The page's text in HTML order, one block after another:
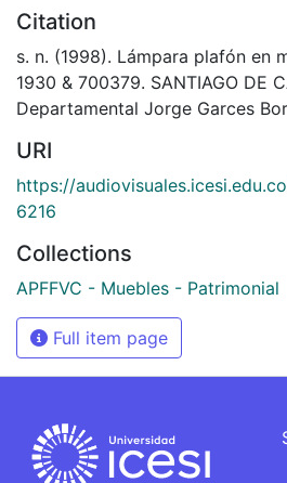
Citation
s. n. (1998). Lámpara plafón en
1930 & 700379. SANTIAGO DE
Departamental Jorge Garces
URI
https://
6216
Collections
APFFVC - Muebles - Patrimonial
Full item page